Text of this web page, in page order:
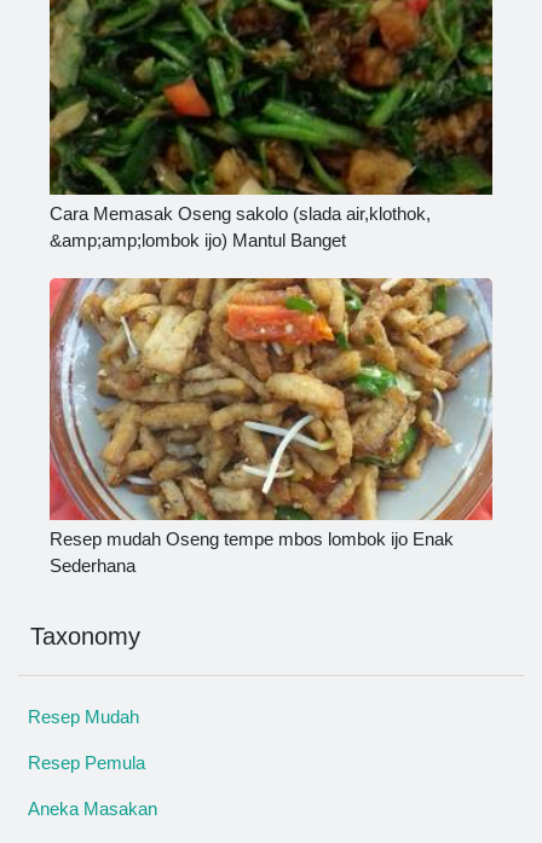
Cara Memasak Oseng sakolo (slada air,klothok,
&amp;amp;lombok ijo) Mantul Banget
Resep mudah Oseng tempe mbos lombok ijo Enak
Sederhana
Taxonomy
Resep Mudah
Resep Pemula
Aneka Masakan